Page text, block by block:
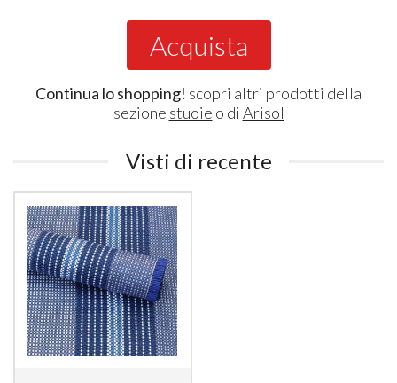
Acquista
Continua lo shopping! scopri altri prodotti della
sezione stuoie o di Arisol
Visti di recente